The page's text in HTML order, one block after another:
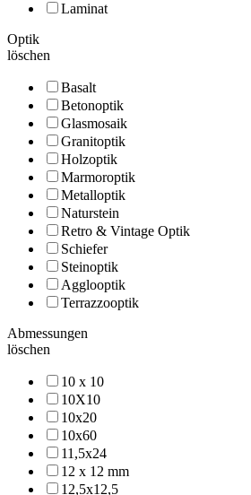
Laminat
Optik
löschen
Basalt
Betonoptik
Glasmosaik
Granitoptik
Holzoptik
Marmoroptik
Metalloptik
Naturstein
Retro & Vintage Optik
Schiefer
Steinoptik
Agglooptik
Terrazzooptik
Abmessungen
löschen
10 x 10
10X10
10x20
10x60
11,5x24
12 x 12 mm
12,5x12,5